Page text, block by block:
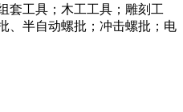
套工具；木工工具；雕刻工
、半自动螺批；冲击螺批；电